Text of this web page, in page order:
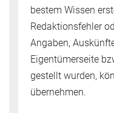
bestem Wissen
Redaktionsfehler
Angaben,
Eigentümerseite
gestellt wurden,
übernehmen.